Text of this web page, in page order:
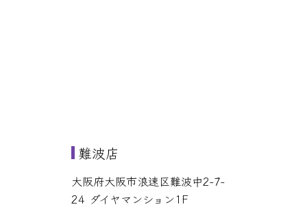
難波店
大阪府大阪市浪速区難波中2-7-
24 ダイヤマンション1F